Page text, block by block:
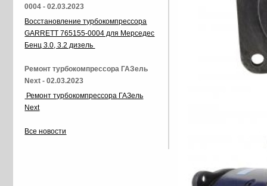
0004 - 02.03.2023
Восстановление турбокомпрессора
GARRETT 765155-0004 для Мерседес
Бенц 3.0, 3.2 дизель
Ремонт турбокомпрессора ГАЗель
Next - 02.03.2023
Ремонт турбокомпрессора ГАЗель
Next
Все новости